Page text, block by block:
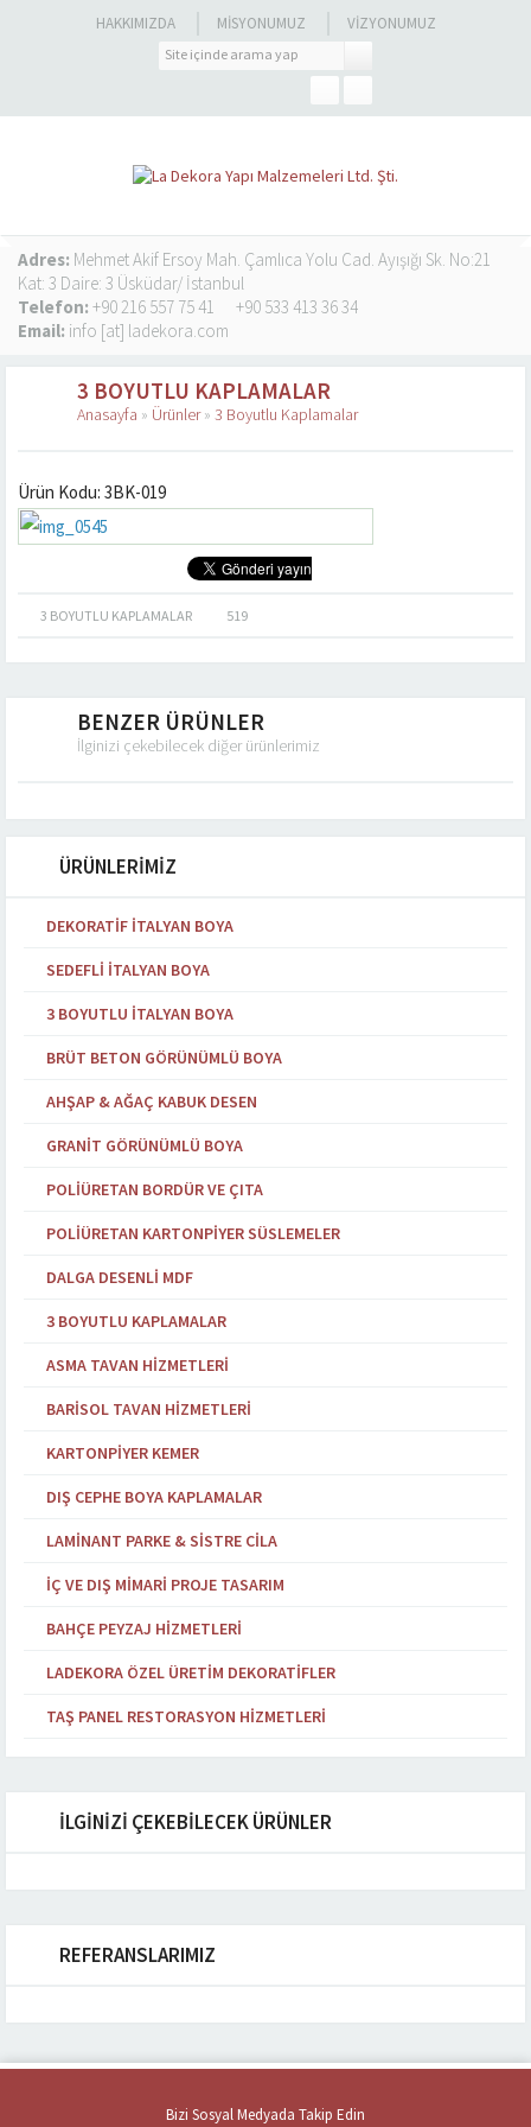
HAKKIMIZDA MISYONUMUZ VIZYONUMUZ
Adres: Mehmet Akif Ersoy Mah. Çamlıca Yolu Cad. Ayışığı Sk. No:21
Kat: 3 Daire: 3 Üsküdar/ İstanbul
Telefon: +90 216 557 75 41
+90 533 413 36 34
Email: info [at] ladekora.com
3 BOYUTLU KAPLAMALAR
Anasayfa » Ürünler» 3 Boyutlu Kaplamalar
Ürün Kodu: 3BK-019
3 BOYUTLU KAPLAMALAR 519
BENZER ÜRÜNLER
İlginizi çekebilecek diğer ürünlerimiz
ÜRÜNLERİMİZ
DEKORATIF İTALYAN BOYA
SEDEFLI İTALYAN BOYA
3 BOYUTLU İTALYAN BOYA
BRÜT BETON GÖRÜNÜMLÜ BOYA
AHŞAP & AĞAÇ KABUK DESEN
GRANIT GÖRÜNÜMLÜ BOYA
POLIÜRETAN BORDÜR VE ÇITA
POLIÜRETAN KARTONPIYER SÜSLEMELER
DALGA DESENLI MDF
3 BOYUTLU KAPLAMALAR
ASMA TAVAN HIZMETLERI
BARISOL TAVAN HIZMETLERI
KARTONPIYER KEMER
DIŞ CEPHE BOYA KAPLAMALAR
LAMINANT PARKE & SISTRE CILA
İÇ VE DIŞ MIMARI PROJE TASARIM
BAHÇE PEYZAJ HIZMETLERI
LADEKORA ÖZEL ÜRETIM DEKORATIFLER
TAŞ PANEL RESTORASYON HIZMETLERI
İLGİNİZİ ÇEKEBİLECEK ÜRÜNLER
REFERANSLARIMIZ
Bizi Sosyal Medyada Takip Edin